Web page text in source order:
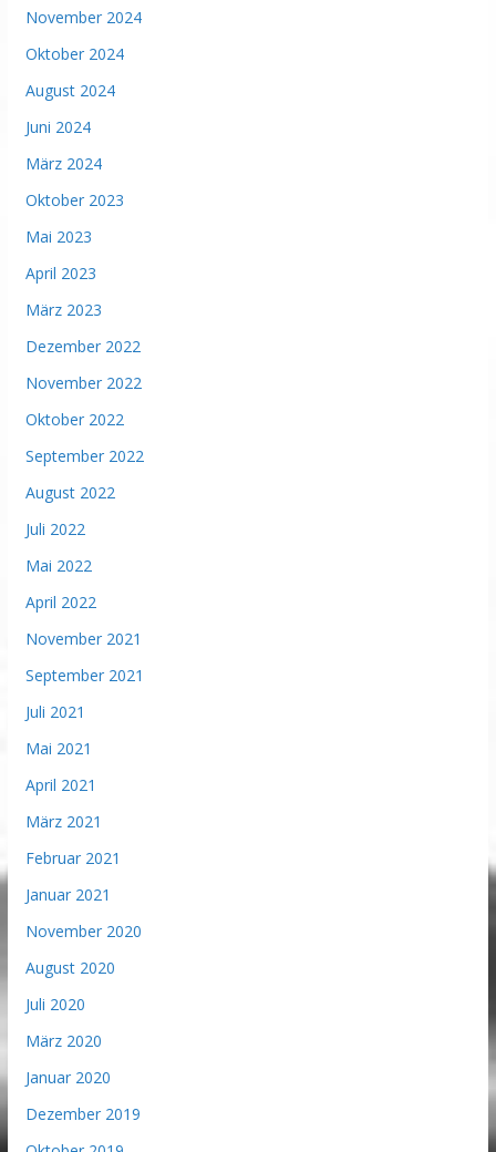
November 2024
Oktober 2024
August 2024
Juni 2024
März 2024
Oktober 2023
Mai 2023
April 2023
März 2023
Dezember 2022
November 2022
Oktober 2022
September 2022
August 2022
Juli 2022
Mai 2022
April 2022
November 2021
September 2021
Juli 2021
Mai 2021
April 2021
März 2021
Februar 2021
Januar 2021
November 2020
August 2020
Juli 2020
März 2020
Januar 2020
Dezember 2019